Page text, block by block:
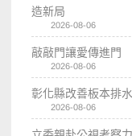
造新局
2026-08-06
敲敲門讓愛傳進門
2026-08-06
彰化縣改善板本排
2026-08-06